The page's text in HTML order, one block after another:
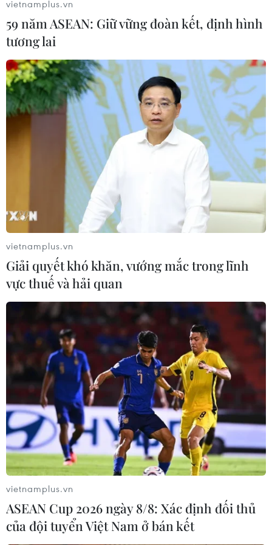
vietnamplus.vn
59 năm ASEAN: Giữ vững đoàn kết, định hình
tương lai
vietnamplus.vn
Giải quyết khó khăn, vướng mắc trong lĩnh
vực thuế và hải quan
vietnamplus.vn
ASEAN Cup 2026 ngày 8/8: Xác định đối thủ
của đội tuyển Việt Nam ở bán kết